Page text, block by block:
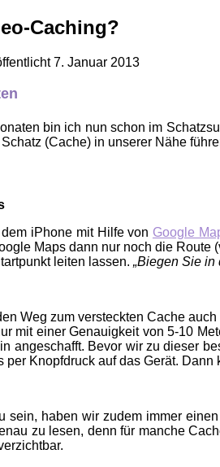
Caching?
7. Januar 2013
bin ich nun schon im
(Cache) in unserer Nähe
iPhone mit Hilfe von Google
Maps dann nur noch die
leiten lassen. „Biegen Sie
Weg zum versteckten Cache
mit einer Genauigkeit von 5-10
angeschafft. Bevor wir zu dieser
Knopfdruck auf das Gerät. Dann
sein, haben wir zudem immer
zu lesen, denn für manche